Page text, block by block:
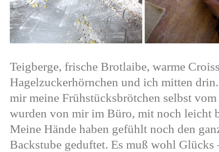
Teigberge, frische Brotlaibe, warme
Hagelzuckerhörnchen und ich mitten
mir meine Frühstücksbrötchen selbst
wurden von mir im Büro, mit noch leicht
Meine Hände haben gefühlt noch den
Backstube geduftet. Es muß wohl Glücks